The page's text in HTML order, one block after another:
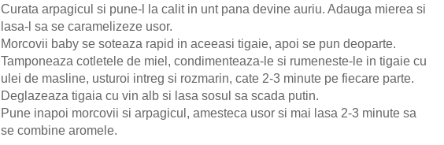
Curata arpagicul si pune-l la calit in unt pana devine auriu. Adauga mierea si
lasa-l sa se caramelizeze usor.
Morcovii baby se soteaza rapid in aceeasi tigaie, apoi se pun deoparte.
Tamponeaza cotletele de miel, condimenteaza-le si rumeneste-le in tigaie cu
ulei de masline, usturoi intreg si rozmarin, cate 2-3 minute pe fiecare parte.
Deglazeaza tigaia cu vin alb si lasa sosul sa scada putin.
Pune inapoi morcovii si arpagicul, amesteca usor si mai lasa 2-3 minute sa
se combine aromele.